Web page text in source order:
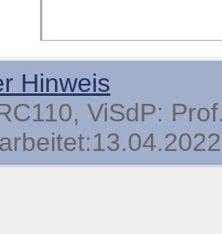
Hinweis
ViSdP: